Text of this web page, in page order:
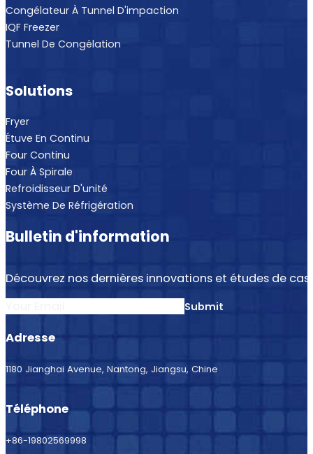
Congélateur À Tunnel D'impaction
IQF Freezer
Tunnel De Congélation
Solutions
Fryer
Étuve En Continu
Four Continu
Four À Spirale
Refroidisseur D'unité
Système De Réfrigération
Bulletin d'information
Découvrez nos dernières innovations et études de cas.
Submit
Adresse
1180 Jianghai Avenue, Nantong, Jiangsu, Chine
Téléphone
+86-19802569998